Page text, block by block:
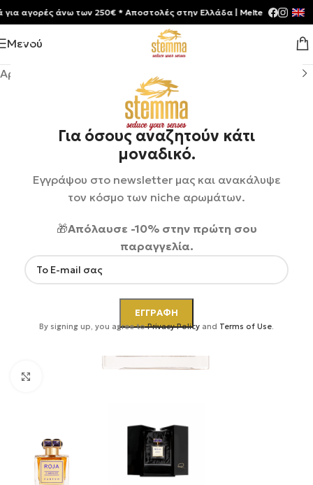
Για όσους αναζητούν κάτι
μοναδικό.
Εγγράψου στο newsletter μας και ανακάλυψε
τον κόσμο των niche αρωμάτων.
🎁Απόλαυσε -10% στην πρώτη σου
παραγγελία.
By signing up, you agree toPrivacy Policy and Terms of Use.
Μενού
Αρχική σελίδα Αρώματα
αγορές άνω των 250€ * Aποστολές στην Ελλάδα | Meltemia Exclusive